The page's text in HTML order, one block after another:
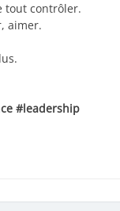
tout contrôler.
aimer.
#leadership